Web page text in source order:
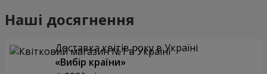
Наші досягнення
Доставка квітів року в Україні
«Вибір країни»